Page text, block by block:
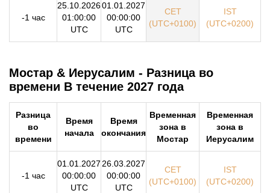
-1 час
25.10.2026
01:00:00
UTC
01.01.2027
00:00:00
UTC
CET
(UTC+0100)
IST
(UTC+0200)
Мостар & Иерусалим - Разница во
времени В течение 2027 года
Разница
во
времени
Время
начала
Время
окончания
Временная
зона в
Мостар
Временная
зона в
Иерусалим
-1 час
01.01.2027
00:00:00
UTC
26.03.2027
00:00:00
UTC
CET
(UTC+0100)
IST
(UTC+0200)